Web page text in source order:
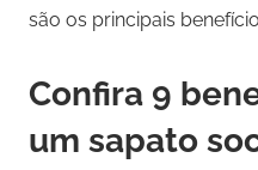
são os principais
Confira 9
um sapato